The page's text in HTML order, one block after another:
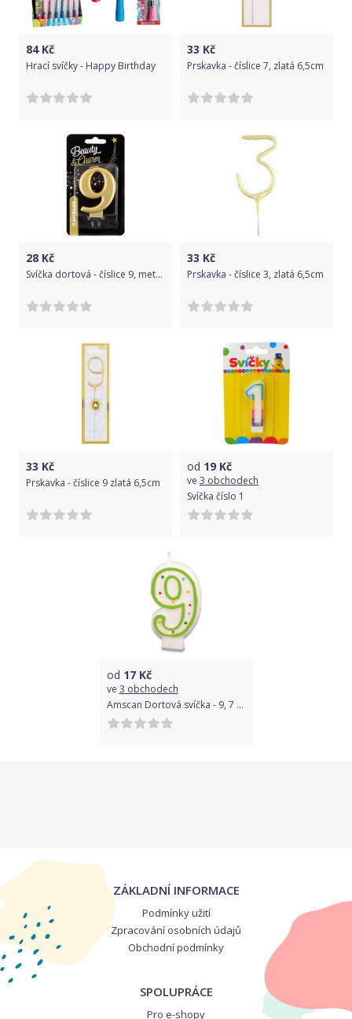
84Kč
Hrací svíčky - Happy Birthday
33 Kč
Prskavka - číslice 7, zlatá 6,5cm
28 Kč
Svíčka dortová - číslice 9, metalická, zlatá 8cm
33 Kč
Prskavka - číslice 3, zlatá 6,5cm
33 Kč
Prskavka - číslice 9 zlatá 6,5cm
od 19 Kč
ve 3 obchodech
Svíčka číslo 1
od 17Kč
ve 3 obchodech
Amscan Dortová svíčka - 9, 7 cm
ZÁKLADNÍ INFORMACE
Podmínky užití
Zpracování osobních údajů
Obchodní podmínky
SPOLUPRÁCE
Pro e-shopy